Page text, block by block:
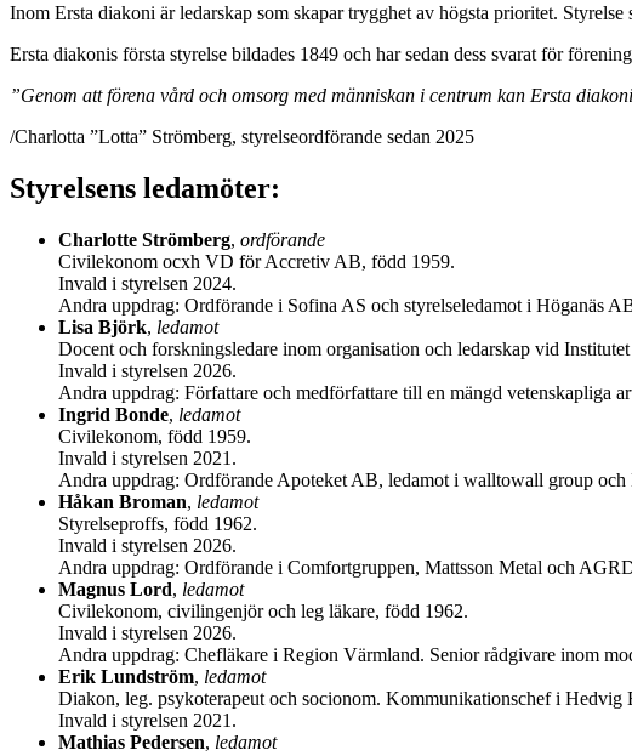
Inom Ersta diakoni är ledarskap som skapar trygghet av högsta prioritet.
Ersta diakonis första styrelse bildades 1849 och har sedan dess svarat för
”Genom att förena vård och omsorg med människan i centrum kan Ersta
/Charlotta ”Lotta” Strömberg, styrelseordförande sedan 2025
Styrelsens ledamöter:
Charlotte Strömberg, ordförande
Civilekonom ocxh VD för Accretiv AB, född 1959.
Invald i styrelsen 2024.
Andra uppdrag: Ordförande i Sofina AS och styrelseledamot i Höganäs
Lisa Björk, ledamot
Docent och forskningsledare inom organisation och ledarskap vid
Invald i styrelsen 2026.
Andra uppdrag: Författare och medförfattare till en mängd vetenskapliga
Ingrid Bonde, ledamot
Civilekonom, född 1959.
Invald i styrelsen 2021.
Andra uppdrag: Ordförande Apoteket AB, ledamot i walltowall group och
Håkan Broman, ledamot
Styrelseproffs, född 1962.
Invald i styrelsen 2026.
Andra uppdrag: Ordförande i Comfortgruppen, Mattsson Metal och
Magnus Lord, ledamot
Civilekonom, civilingenjör och leg läkare, född 1962.
Invald i styrelsen 2026.
Andra uppdrag: Chefläkare i Region Värmland. Senior rådgivare inom
Erik Lundström, ledamot
Diakon, leg. psykoterapeut och socionom. Kommunikationschef i Hedvig
Invald i styrelsen 2021.
Mathias Pedersen, ledamot